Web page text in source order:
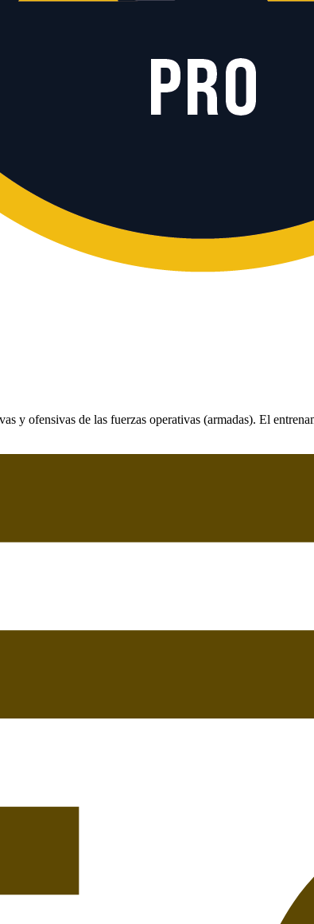
y ofensivas de las fuerzas operativas (armadas). El